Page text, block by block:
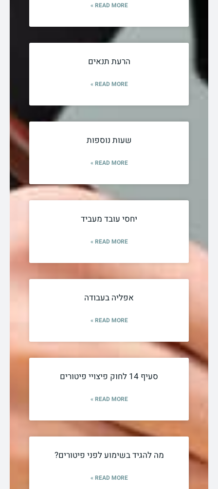
READ MORE »
הרעת תנאים
READ MORE »
שעות נוספות
READ MORE »
יחסי עובד מעביד
READ MORE »
אפליה בעבודה
READ MORE »
סעיף 14 לחוק פיצויי פיטורים
READ MORE »
מה להגיד בשימוע לפני פיטורים?
READ MORE »